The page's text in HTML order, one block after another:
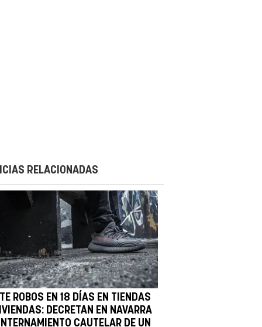
RELACIONADAS
ROBOS EN 18 DÍAS EN TIENDAS
DECRETAN EN NAVARRA
CAUTELAR DE UN